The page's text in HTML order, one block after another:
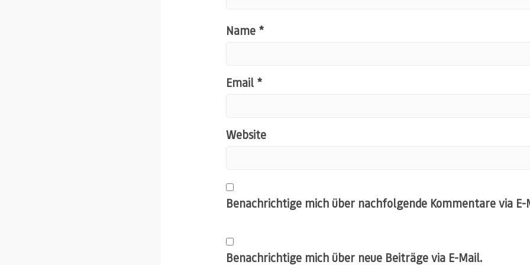
Name *
Email *
Website
Benachrichtige mich über nachfolgende Kommentare via E-
Benachrichtige mich über neue Beiträge via E-Mail.